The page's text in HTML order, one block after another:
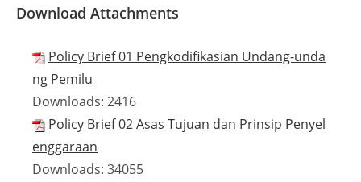
Download Attachments
Policy Brief 01 Pengkodifikasian Undang-unda
ng Pemilu
Downloads: 2416
Policy Brief 02 Asas Tujuan dan Prinsip Penyel
enggaraan
Downloads: 34055